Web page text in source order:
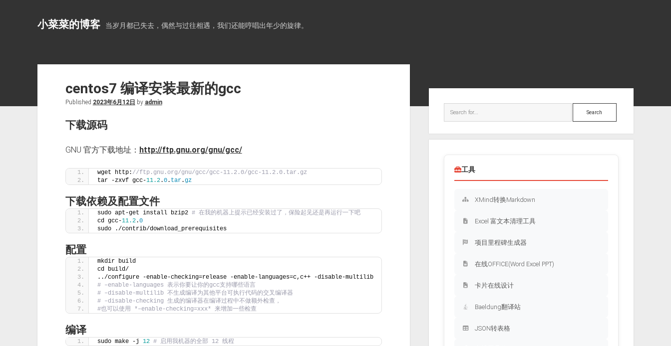
小菜菜的博客 当岁月都已失去，偶然与过往相遇，我们还能哼唱出年少的旋律。
centos7 编译安装最新的gcc
Published 2023年6月12日 by admin
下载源码
GNU 官方下载地址： http://ftp.gnu.org/gnu/gcc/
wget http: //ftp.gnu.org/gnu/gcc/gcc-11.2.0/gcc-11.2.0.tar.gz
tar -zxvf gcc-11.2.0. tar.gz
下载依赖及配置文件
sudo apt-get install bzip2 # 在我的机器上提示已经安装过了，保险起见还是再运行一下吧
cd gcc-11.2.0
sudo ./contrib/download_prerequisites
配置
mkdir build
cd build/
../configure -enable-checking=release -enable-languages=c,c++ -disable-multilib
# –enable-languages 表示你要让你的gcc支持哪些语言
# –disable-multilib 不生成编译为其他平台可执行代码的交叉编译器
# –disable-checking 生成的编译器在编译过程中不做额外检查，
#也可以使用 *–enable-checking=xxx* 来增加一些检查
编译
sudo make -j 12 # 启用我机器的全部 12 线程
Search
工具
XMind转换Markdown
Excel 富文本清理工具
项目里程碑生成器
在线OFFICE(Word Excel PPT)
卡片在线设计
Baeldung翻译站
JSON转表格